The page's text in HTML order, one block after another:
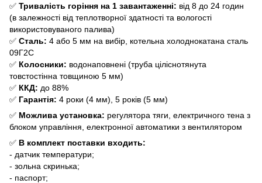
✅ Тривалість горіння на 1 завантаженні: від 8 до 24 годин
(в залежності від теплотворної здатності та вологості
використовуваного палива)
✅ Сталь: 4 або 5 мм на вибір, котельна холоднокатана сталь
09Г2С
✅ Колосники: водонаповнені (труба ціліснотянута
товстостінна товщиною 5 мм)
✅ ККД: до 88%
✅ Гарантія: 4 роки (4 мм), 5 років (5 мм)
✅ Можлива установка: регулятора тяги, електричного тена з
блоком управління, електронної автоматики з вентилятором
✅ В комплект поставки входить:
- датчик температури;
- зольна скринька;
- паспорт;